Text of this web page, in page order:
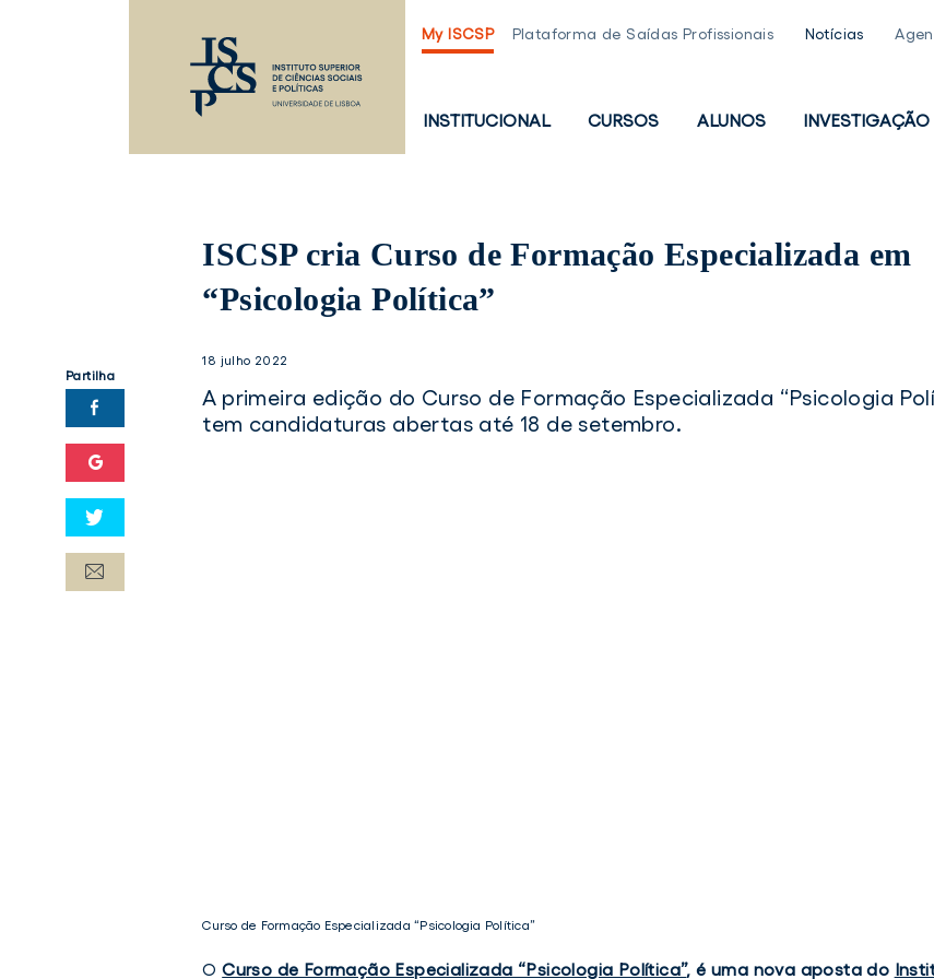
My ISCSP Plataforma de Saídas Profissionais Notícias
PÁGINA
INSTITUCIONAL CURSOS ALUNOS INVESTIGAÇÃO
Partilha
ISCSP cria Curso de Formação Especializada em
“Psicologia Política”
18 julho 2022
A primeira edição do Curso de Formação Especializada “Psicologia
tem candidaturas abertas até 18 de setembro.
Curso de Formação Especializada “Psicologia Política”
OCurso de Formação Especializada “Psicologia Política”, é uma nova aposta do